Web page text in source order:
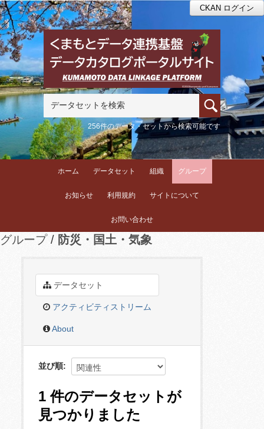
CKAN ログイン
256件のデータ・セットから検索可能です
ホーム データセット 組織 グループ
お知らせ 利用規約 サイトについて
お問い合わせ
グループ 防災・国土・気象
データセット
アクティビティストリーム
About
並び順
1 件のデータセットが
見つかりました